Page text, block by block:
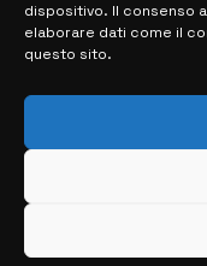
dispositivo. Il consenso
elaborare dati come il
questo sito.
> NOTIZIE